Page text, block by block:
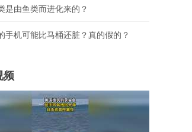
是由鱼类而进化来的？
手机可能比马桶还脏？真的假的？
频